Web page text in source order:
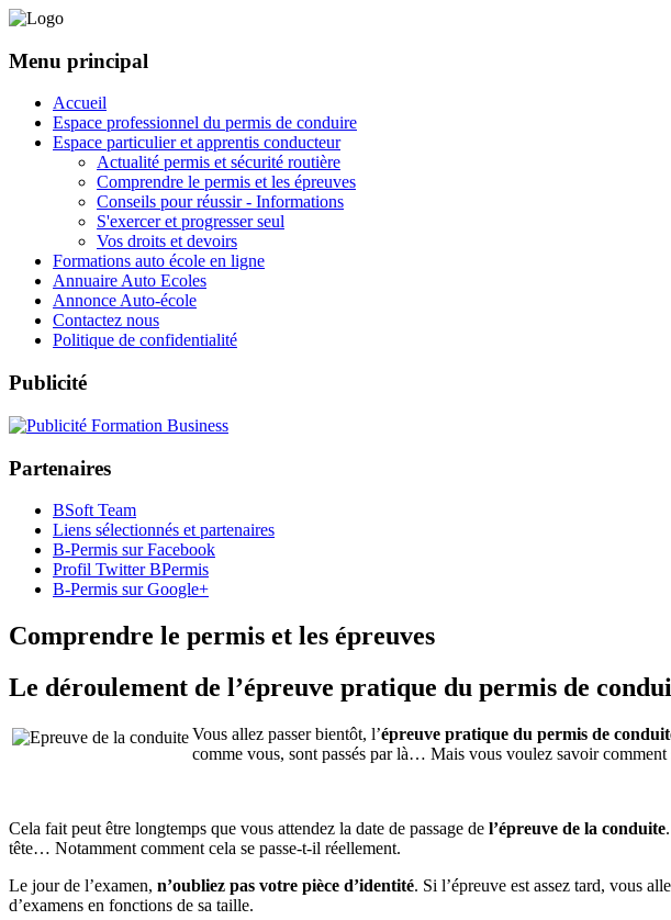
Menu principal
Accueil
Espace professionnel du permis de conduire
Espace particulier et apprentis conducteur
Actualité permis et sécurité routière
Comprendre le permis et les épreuves
Conseils pour réussir - Informations
S'exercer et progresser seul
Vos droits et devoirs
Formations auto école en ligne
Annuaire Auto Ecoles
Annonce Auto-école
Contactez nous
Politique de confidentialité
Publicité
Partenaires
BSoft Team
Liens sélectionnés et partenaires
B-Permis sur Facebook
Profil Twitter BPermis
B-Permis sur Google+
Comprendre le permis et les épreuves
Le déroulement de l’épreuve pratique du permis de
Vous allez passer bientôt, l’épreuve pratique du permis de
comme vous, sont passés par là… Mais vous voulez savoir
Cela fait peut être longtemps que vous attendez la date de passage de l’épreuve de la conduite
tête… Notamment comment cela se passe-t-il réellement.
Le jour de l’examen, n’oubliez pas votre pièce d’identité. Si l’épreuve est assez tard, vous
d’examens en fonctions de sa taille.